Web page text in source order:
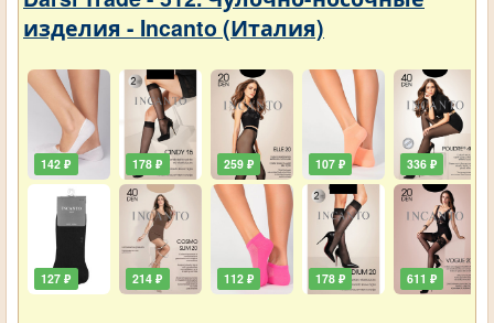
изделия - Incanto (Италия)
142 ₽
127 ₽
178 ₽
214 ₽
259 ₽
112 ₽
107 ₽
178 ₽
336 ₽
611 ₽